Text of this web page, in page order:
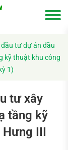
tư dự án đầu
kỹ thuật khu công
1)
tư xây
tầng kỹ
III